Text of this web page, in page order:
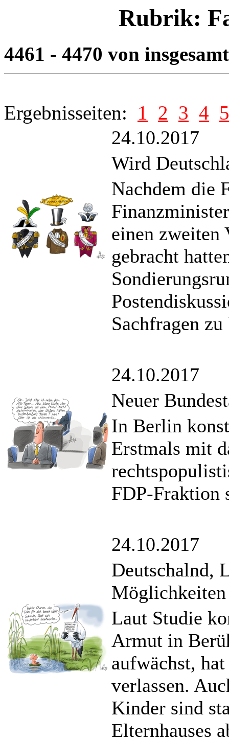
Rubrik:
4461 - 4470 von
Ergebnisseiten: 1 2 3 4 5
24.10.2017
Wird
Nachdem die
einen zweiten
gebracht
Sachfragen zu
24.10.2017
Neuer
In Berlin
Erstmals mit
FDP-Fraktion
24.10.2017
Deutschalnd,
Möglichkeiten
Laut Studie
Armut in
aufwächst,
verlassen.
Kinder sind
Elternhauses